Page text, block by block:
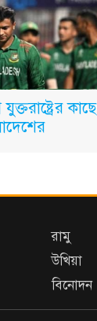
কাছে
রামু
উখিয়া
বিনোদন